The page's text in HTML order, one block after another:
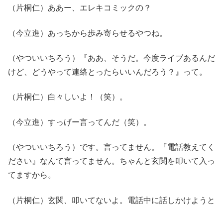
（片桐仁）ああー、エレキコミックの？
（今立進）あっちから歩み寄らせるやつね。
（やついいちろう）『ああ、そうだ。今度ライブあるんだ
けど、どうやって連絡とったらいいんだろう？』って。
（片桐仁）白々しいよ！（笑）。
（今立進）すっげー言ってんだ（笑）。
（やついいちろう）です。言ってません。『電話教えてく
ださい』なんて言ってません。ちゃんと玄関を叩いて入っ
てますから。
（片桐仁）玄関、叩いてないよ。電話中に話しかけようと